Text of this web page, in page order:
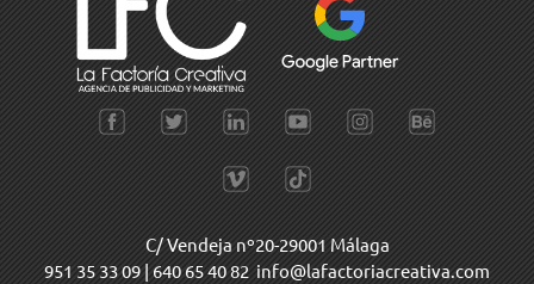
C/ Vendeja nº20-29001 Málaga
951 35 33 09 | 640 65 40 82 info@lafactoriacreativa.com